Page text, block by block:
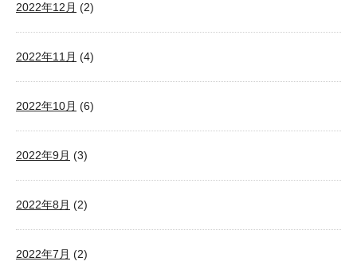
2022年12月 (2)
2022年11月 (4)
2022年10月 (6)
2022年9月 (3)
2022年8月 (2)
2022年7月 (2)